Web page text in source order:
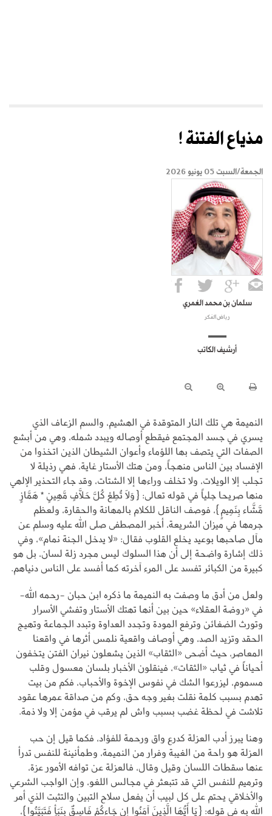
مذياع الفتنة !
الجمعة/السبت 05 يونيو 2026
سلمان بن محمد العُمري
رياض الفكر
أرشيف الكاتب
النميمة هي تلك النار المتوقدة في الهشيم، والسم الزعاف الذي
يسري في جسد المجتمع فيقطع أوصاله ويبدد شمله، وهي من أبشع
الصفات التي يتصف بها اللؤماء وأعوان الشيطان الذين اتخذوا من
الإفساد بين الناس منهجاً، ومن هتك الأستار غاية، فهي رذيلة لا
تجلب إلا الويلات، ولا تخلف وراءها إلا الشتات، وقد جاء التحذير الإلهي
منها صريحا جلياً في قوله تعالى: {وَلَا تُطِعْ كُلَّ حَلَّافٍ مَّهِينٍ * هَمَّازٍ
مَّشَّاء بِنَمِيمٍ}، فوصف الناقل للكلام بالمهانة والحقارة، ولعظم
جرمها في ميزان الشريعة، أخبر المصطفى صلى الله عليه وسلم عن
مآل صاحبها بوعيد يخلع القلوب فقال: «لا يدخل الجنة نمام»، وفي
ذلك إشارة واضحة إلى أن هذا السلوك ليس مجرد زلة لسان، بل هو
كبيرة من الكبائر تفسد على المرء آخرته كما أفسد على الناس دنياهم.
ولعل من أدق ما وصفت به النميمة ما ذكره ابن حبان -رحمه الله-
في «روضة العقلاء» حين بين أنها تهتك الأستار وتفشي الأسرار
وتورث الضغائن وترفع المودة وتجدد العداوة وتبدد الجماعة وتهيج
الحقد وتزيد الصد، وهي أوصاف واقعية نلمس أثرها في واقعنا
المعاصر، حيث أضحى «الثقاب» الذين يشعلون نيران الفتن يتخفون
أحياناً في ثياب «الثقات»، فينقلون الأخبار بلسان معسول وقلب
مسموم، ليزرعوا الشك في نفوس الإخوة والأحباب، فكم من بيت
تهدم بسبب كلمة نقلت بغير وجه حق، وكم من صداقة عمرها عقود
تلاشت في لحظة غضب بسبب واش لم يرقب في مؤمن إلا ولا ذمة.
وهنا يبرز أدب العزلة كدرع واق ورحمة للفؤاد، فكما قيل إن حب
العزلة هو راحة من الغيبة وفرار من النميمة، وطمأنينة للنفس تدرأ
عنها سقطات اللسان وقيل وقال، فالعزلة عن توافه الأمور عزة،
وترميم للنفس التي قد تتبعثر في مجالس اللغو، وإن الواجب الشرعي
والأخلاقي يحتم على كل لبيب أن يفعل سلاح التبين والتثبت الذي أمر
الله به في قوله: {يَا أَيُّهَا الَّذِينَ آمَنُوا إِن جَاءكُمْ فَاسِقٌ بِنَبَأٍ فَتَبَيَّنُوا}،